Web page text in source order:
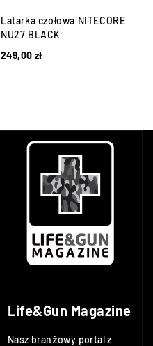
Latarka czołowa NITECORE
NU27 BLACK
249,00 zł
Life&Gun Magazine
Nasz branżowy portal z